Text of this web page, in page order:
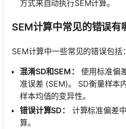
方式来自动执行SEM计算。
SEM计算中常见的错误有
SEM计算中一些常见的错误包括：
混淆SD和SEM：
使用标准偏
准误差 (SEM)。 SD衡量样本
样本均值的变异性。
错误计算SD：
计算标准偏差
算。